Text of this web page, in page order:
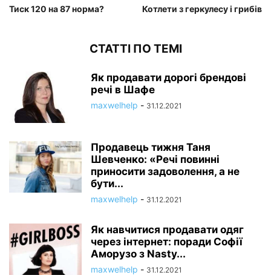
Тиск 120 на 87 норма? Котлети з геркулесу і грибів
СТАТТІ ПО ТЕМІ
Як продавати дорогі брендові
речі в Шафе
maxwelhelp - 31.12.2021
Продавець тижня Таня
Шевченко: «Речі повинні
приносити задоволення, а не
бути...
maxwelhelp - 31.12.2021
Як навчитися продавати одяг
через інтернет: поради Софії
Аморузо з Nasty...
maxwelhelp - 31.12.2021